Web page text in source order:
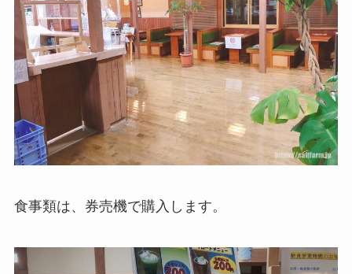
食事類は、券売機で購入します。